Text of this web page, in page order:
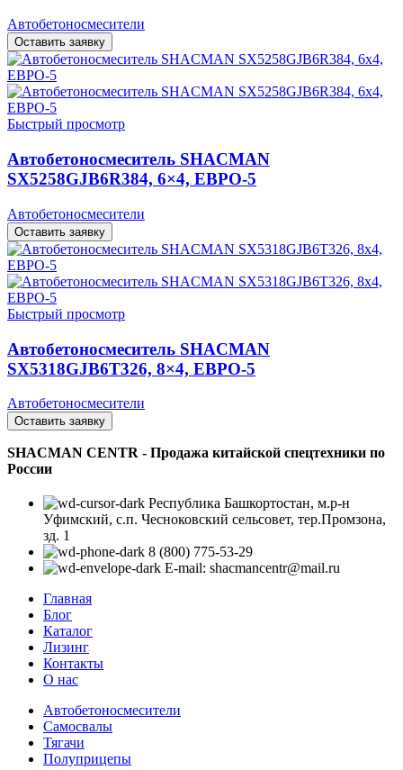
Автобетоносмесители
Оставить заявку
Быстрый просмотр
Автобетоносмеситель SHACMAN
SX5258GJB6R384, 6×4, ЕВРО-5
Автобетоносмесители
Оставить заявку
Быстрый просмотр
Автобетоносмеситель SHACMAN
SX5318GJB6T326, 8×4, ЕВРО-5
Автобетоносмесители
Оставить заявку
SHACMAN CENTR - Продажа китайской спецтехники по
России
Республика Башкортостан, м.р-н
Уфимский, с.п. Чесноковский сельсовет, тер.Промзона,
зд. 1
8 (800) 775-53-29
E-mail: shacmancentr@mail.ru
Главная
Блог
Каталог
Лизинг
Контакты
О нас
Автобетоносмесители
Самосвалы
Тягачи
Полуприцепы